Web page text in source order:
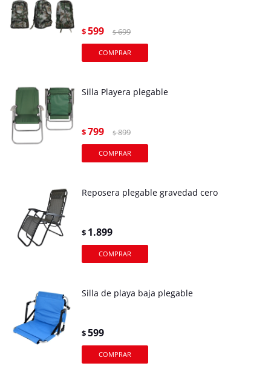
$599 $ 699
Silla Playera plegable
$799 $ 899
Reposera plegable gravedad cero
$ 1.899
Silla de playa baja plegable
$599